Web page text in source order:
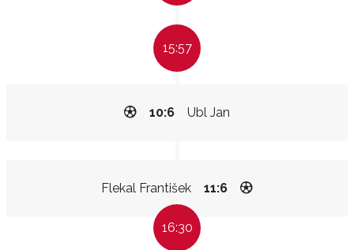
15:57
Ubl Jan
10:6
Flekal František 11:6
16:30